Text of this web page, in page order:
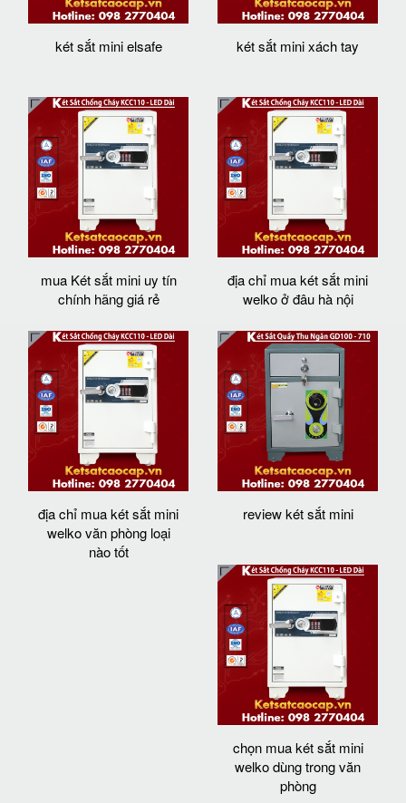
két sắt mini elsafe két sắt mini xách tay
mua Két sắt mini uy tín
chính hãng giá rẻ
địa chỉ mua két sắt mini
welko ở đâu hà nội
địa chỉ mua két sắt mini
welko văn phòng loại
nào tốt
review két sắt mini
chọn mua két sắt mini
welko dùng trong văn
phòng